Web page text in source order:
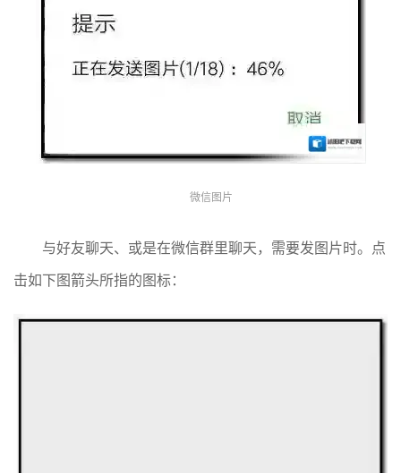
微信图片
与好友聊天、或是在微信群里聊天，需要发图片时。点
击如下图箭头所指的图标：